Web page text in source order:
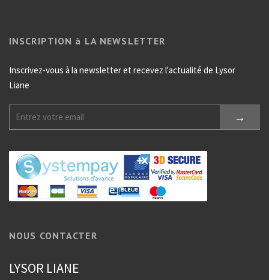
INSCRIPTION à LA NEWSLETTER
Inscrivez-vous à la newsletter et recevez l'actualité de Lysor
Liane
NOUS CONTACTER
LYSOR LIANE